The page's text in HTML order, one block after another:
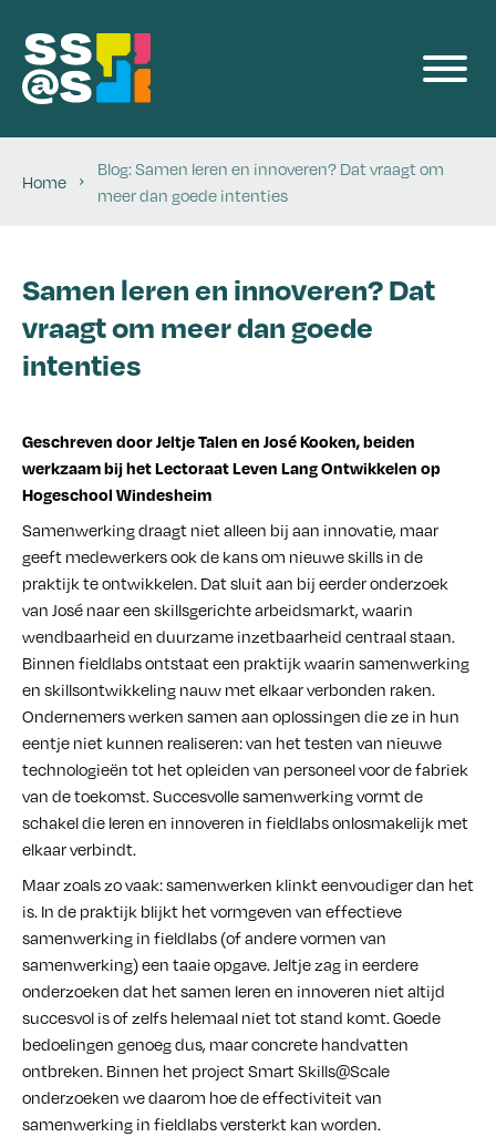
Producten
Voor Bedrijven
Events
Team
Blog
Home
Blog: Samen leren en innoveren? Dat vraagt om
meer dan goede intenties
Samen leren en innoveren? Dat
vraagt om meer dan goede
intenties
Geschreven door Jeltje Talen en José Kooken, beiden
werkzaam bij het Lectoraat Leven Lang Ontwikkelen op
Hogeschool Windesheim
Samenwerking draagt niet alleen bij aan innovatie, maar
geeft medewerkers ook de kans om nieuwe skills in de
praktijk te ontwikkelen. Dat sluit aan bij eerder onderzoek
van José naar een skillsgerichte arbeidsmarkt, waarin
wendbaarheid en duurzame inzetbaarheid centraal staan.
Binnen fieldlabs ontstaat een praktijk waarin samenwerking
en skillsontwikkeling nauw met elkaar verbonden raken.
Ondernemers werken samen aan oplossingen die ze in hun
eentje niet kunnen realiseren: van het testen van nieuwe
technologieën tot het opleiden van personeel voor de fabriek
van de toekomst. Succesvolle samenwerking vormt de
schakel die leren en innoveren in fieldlabs onlosmakelijk met
elkaar verbindt.
Maar zoals zo vaak: samenwerken klinkt eenvoudiger dan het
is. In de praktijk blijkt het vormgeven van effectieve
samenwerking in fieldlabs (of andere vormen van
samenwerking) een taaie opgave. Jeltje zag in eerdere
onderzoeken dat het samen leren en innoveren niet altijd
succesvol is of zelfs helemaal niet tot stand komt. Goede
bedoelingen genoeg dus, maar concrete handvatten
ontbreken. Binnen het project Smart Skills@Scale
onderzoeken we daarom hoe de effectiviteit van
samenwerking in fieldlabs versterkt kan worden.